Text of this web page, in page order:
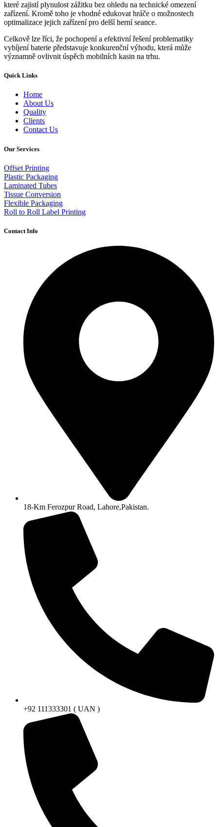
které zajistí plynulost zážitku bez ohledu na technické omezení
zařízení. Kromě toho je vhodné edukovat hráče o možnostech
optimalizace jejich zařízení pro delší herní seance.
Celkově lze říci, že pochopení a efektivní řešení problematiky
vybíjení baterie představuje konkurenční výhodu, která může
významně ovlivnit úspěch mobilních kasin na trhu.
Quick Links
Home
About Us
Quality
Clients
Contact Us
Our Services
Offset Printing
Plastic Packaging
Laminated Tubes
Tissue Conversion
Flexible Packaging
Roll to Roll Label Printing
Contact Info
18-Km Ferozpur Road, Lahore,Pakistan.
+92 111333301 ( UAN )